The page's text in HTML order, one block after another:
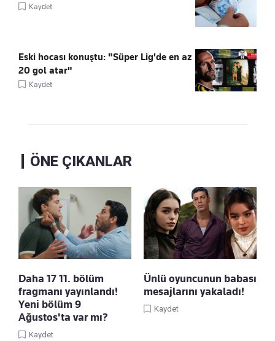
Kaydet
Eski hocası konuştu: "Süper Lig'de en az
20 gol atar"
Kaydet
ÖNE ÇIKANLAR
Daha 17 11. bölüm
fragmanı yayınlandı!
Yeni bölüm 9
Ağustos'ta var mı?
Kaydet
Ünlü oyuncunun babası
mesajlarını yakaladı!
Kaydet